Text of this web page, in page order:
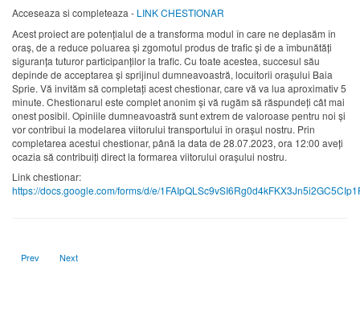
Acceseaza si completeaza - LINK CHESTIONAR
Acest proiect are potențialul de a transforma modul în care ne deplasăm în
oraș, de a reduce poluarea și zgomotul produs de trafic și de a îmbunătăți
siguranța tuturor participanților la trafic. Cu toate acestea, succesul său
depinde de acceptarea și sprijinul dumneavoastră, locuitorii orașului Baia
Sprie. Vă invităm să completați acest chestionar, care vă va lua aproximativ 5
minute. Chestionarul este complet anonim și vă rugăm să răspundeți cât mai
onest posibil. Opiniile dumneavoastră sunt extrem de valoroase pentru noi și
vor contribui la modelarea viitorului transportului în orașul nostru. Prin
completarea acestui chestionar, până la data de 28.07.2023, ora 12:00 aveți
ocazia să contribuiți direct la formarea viitorului orașului nostru.
Link chestionar:
https://docs.google.com/forms/d/e/
Previous article: Reabilitate si modernizare strazi
Prev Next article: Lucrari de inlocuire stalpi
Next